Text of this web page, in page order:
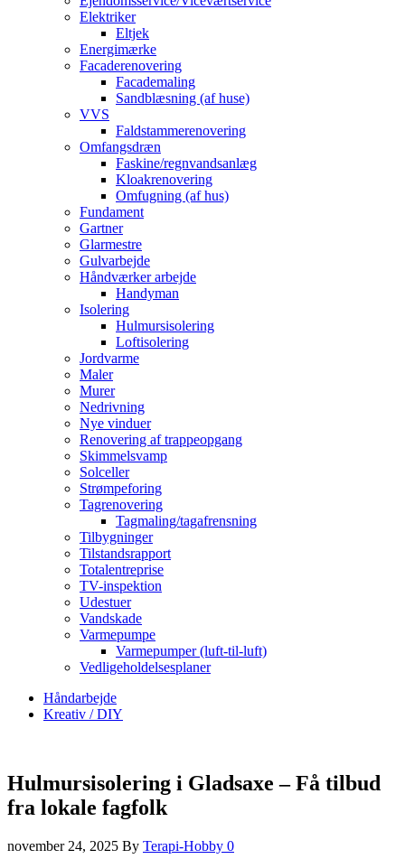
Elektriker
Eltjek
Energimærke
Facaderenovering
Facademaling
Sandblæsning (af huse)
VVS
Faldstammerenovering
Omfangsdræn
Faskine/regnvandsanlæg
Kloakrenovering
Omfugning (af hus)
Fundament
Gartner
Glarmestre
Gulvarbejde
Håndværker arbejde
Handyman
Isolering
Hulmursisolering
Loftisolering
Jordvarme
Maler
Murer
Nedrivning
Nye vinduer
Renovering af trappeopgang
Skimmelsvamp
Solceller
Strømpeforing
Tagrenovering
Tagmaling/tagafrensning
Tilbygninger
Tilstandsrapport
Totalentreprise
TV-inspektion
Udestuer
Vandskade
Varmepumpe
Varmepumper (luft-til-luft)
Vedligeholdelsesplaner
Håndarbejde
Kreativ / DIY
Hulmursisolering i Gladsaxe – Få tilbud
fra lokale fagfolk
november 24, 2025 By Terapi-Hobby 0